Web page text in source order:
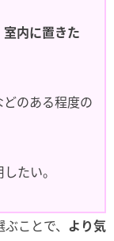
室内に置きた
のある程度の
たい。
ことで、 より気